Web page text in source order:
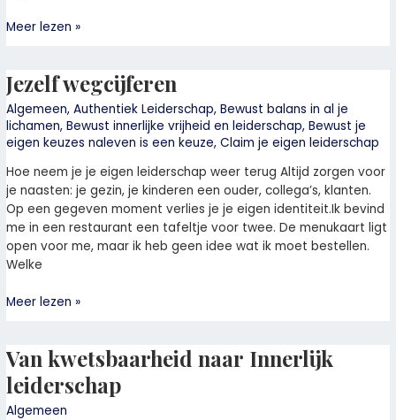
Meer lezen »
Jezelf wegcijferen
Algemeen,Authentiek Leiderschap,Bewust balans in al je
lichamen,Bewust innerlijke vrijheid en leiderschap,Bewust je
eigen keuzes naleven is een keuze,Claim je eigen leiderschap
Hoe neem je je eigen leiderschap weer terug Altijd zorgen voor
je naasten: je gezin, je kinderen een ouder, collega’s, klanten.
Op een gegeven moment verlies je je eigen identiteit.Ik bevind
me in een restaurant een tafeltje voor twee. De menukaart ligt
open voor me, maar ik heb geen idee wat ik moet bestellen.
Welke
Jezelf
wegcijferen
Meer lezen »
Van kwetsbaarheid naar Innerlijk
leiderschap
Algemeen
Van
kwetsbaarheid
naar
Innerlijk